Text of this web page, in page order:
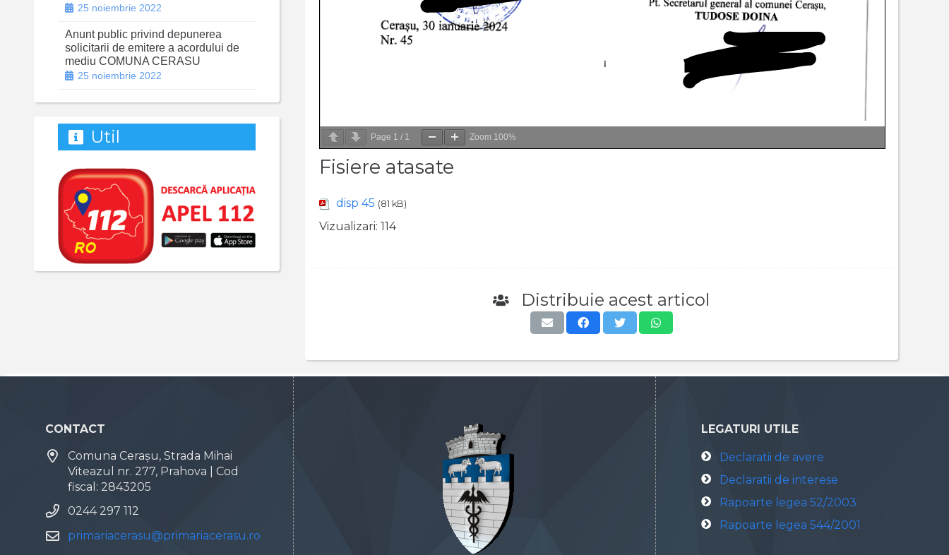
Page 1 / 1 Zoom 100%
Fisiere atasate
disp 45 (81 kB)
Vizualizari: 114
Distribuie acest articol
25 noiembrie 2022
Anunt public privind depunerea
solicitarii de emitere a acordului de
mediu COMUNA CERASU
25 noiembrie 2022
Util
CONTACT
Comuna Cerașu, Strada Mihai
Viteazul nr. 277, Prahova | Cod
fiscal: 2843205
0244 297 112
primariacerasu@primariacerasu.ro
LEGATURI UTILE
Declaratii de avere
Declaratii de interese
Rapoarte legea 52/2003
Rapoarte legea 544/2001